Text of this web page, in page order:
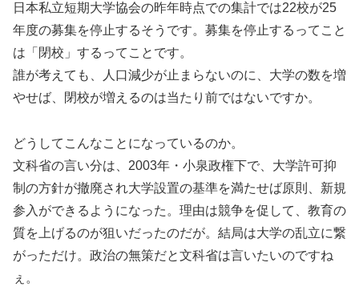
日本私立短期大学協会の昨年時点での集計では22校が25
年度の募集を停止するそうです。募集を停止するってこと
は「閉校」するってことです。
誰が考えても、人口減少が止まらないのに、大学の数を増
やせば、閉校が増えるのは当たり前ではないですか。
どうしてこんなことになっているのか。
文科省の言い分は、2003年・小泉政権下で、大学許可抑
制の方針が撤廃され大学設置の基準を満たせば原則、新規
参入ができるようになった。理由は競争を促して、教育の
質を上げるのが狙いだったのだが。結局は大学の乱立に繋
がっただけ。政治の無策だと文科省は言いたいのですね
ぇ。